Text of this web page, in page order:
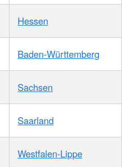
Hessen
Baden-Württemberg
Sachsen
Saarland
Westfalen-Lippe